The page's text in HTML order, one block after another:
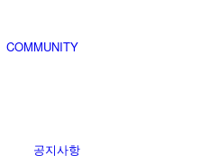
COMMUNITY
공지사항